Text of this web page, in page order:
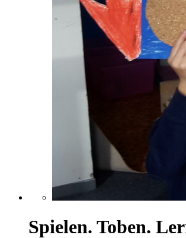
Spielen. Toben.